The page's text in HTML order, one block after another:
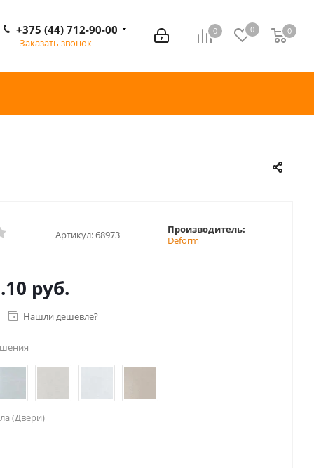
0 0 0
0
+375 (44) 712-90-00
Заказать звонок
Артикул:68973
Производитель:
Deform
руб.
Нашли дешевле?
(Двери)